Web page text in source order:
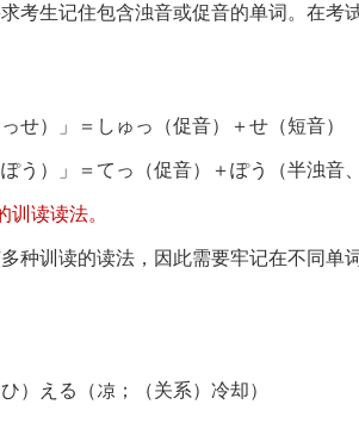
考生记住包含浊音或促音的单词。在考
）」＝しゅっ（促音）＋せ（短音）
）」＝てっ（促音）＋ぽう（半浊音
读读法。
训读的读法，因此需要牢记在不同单
える（凉；（关系）冷却）